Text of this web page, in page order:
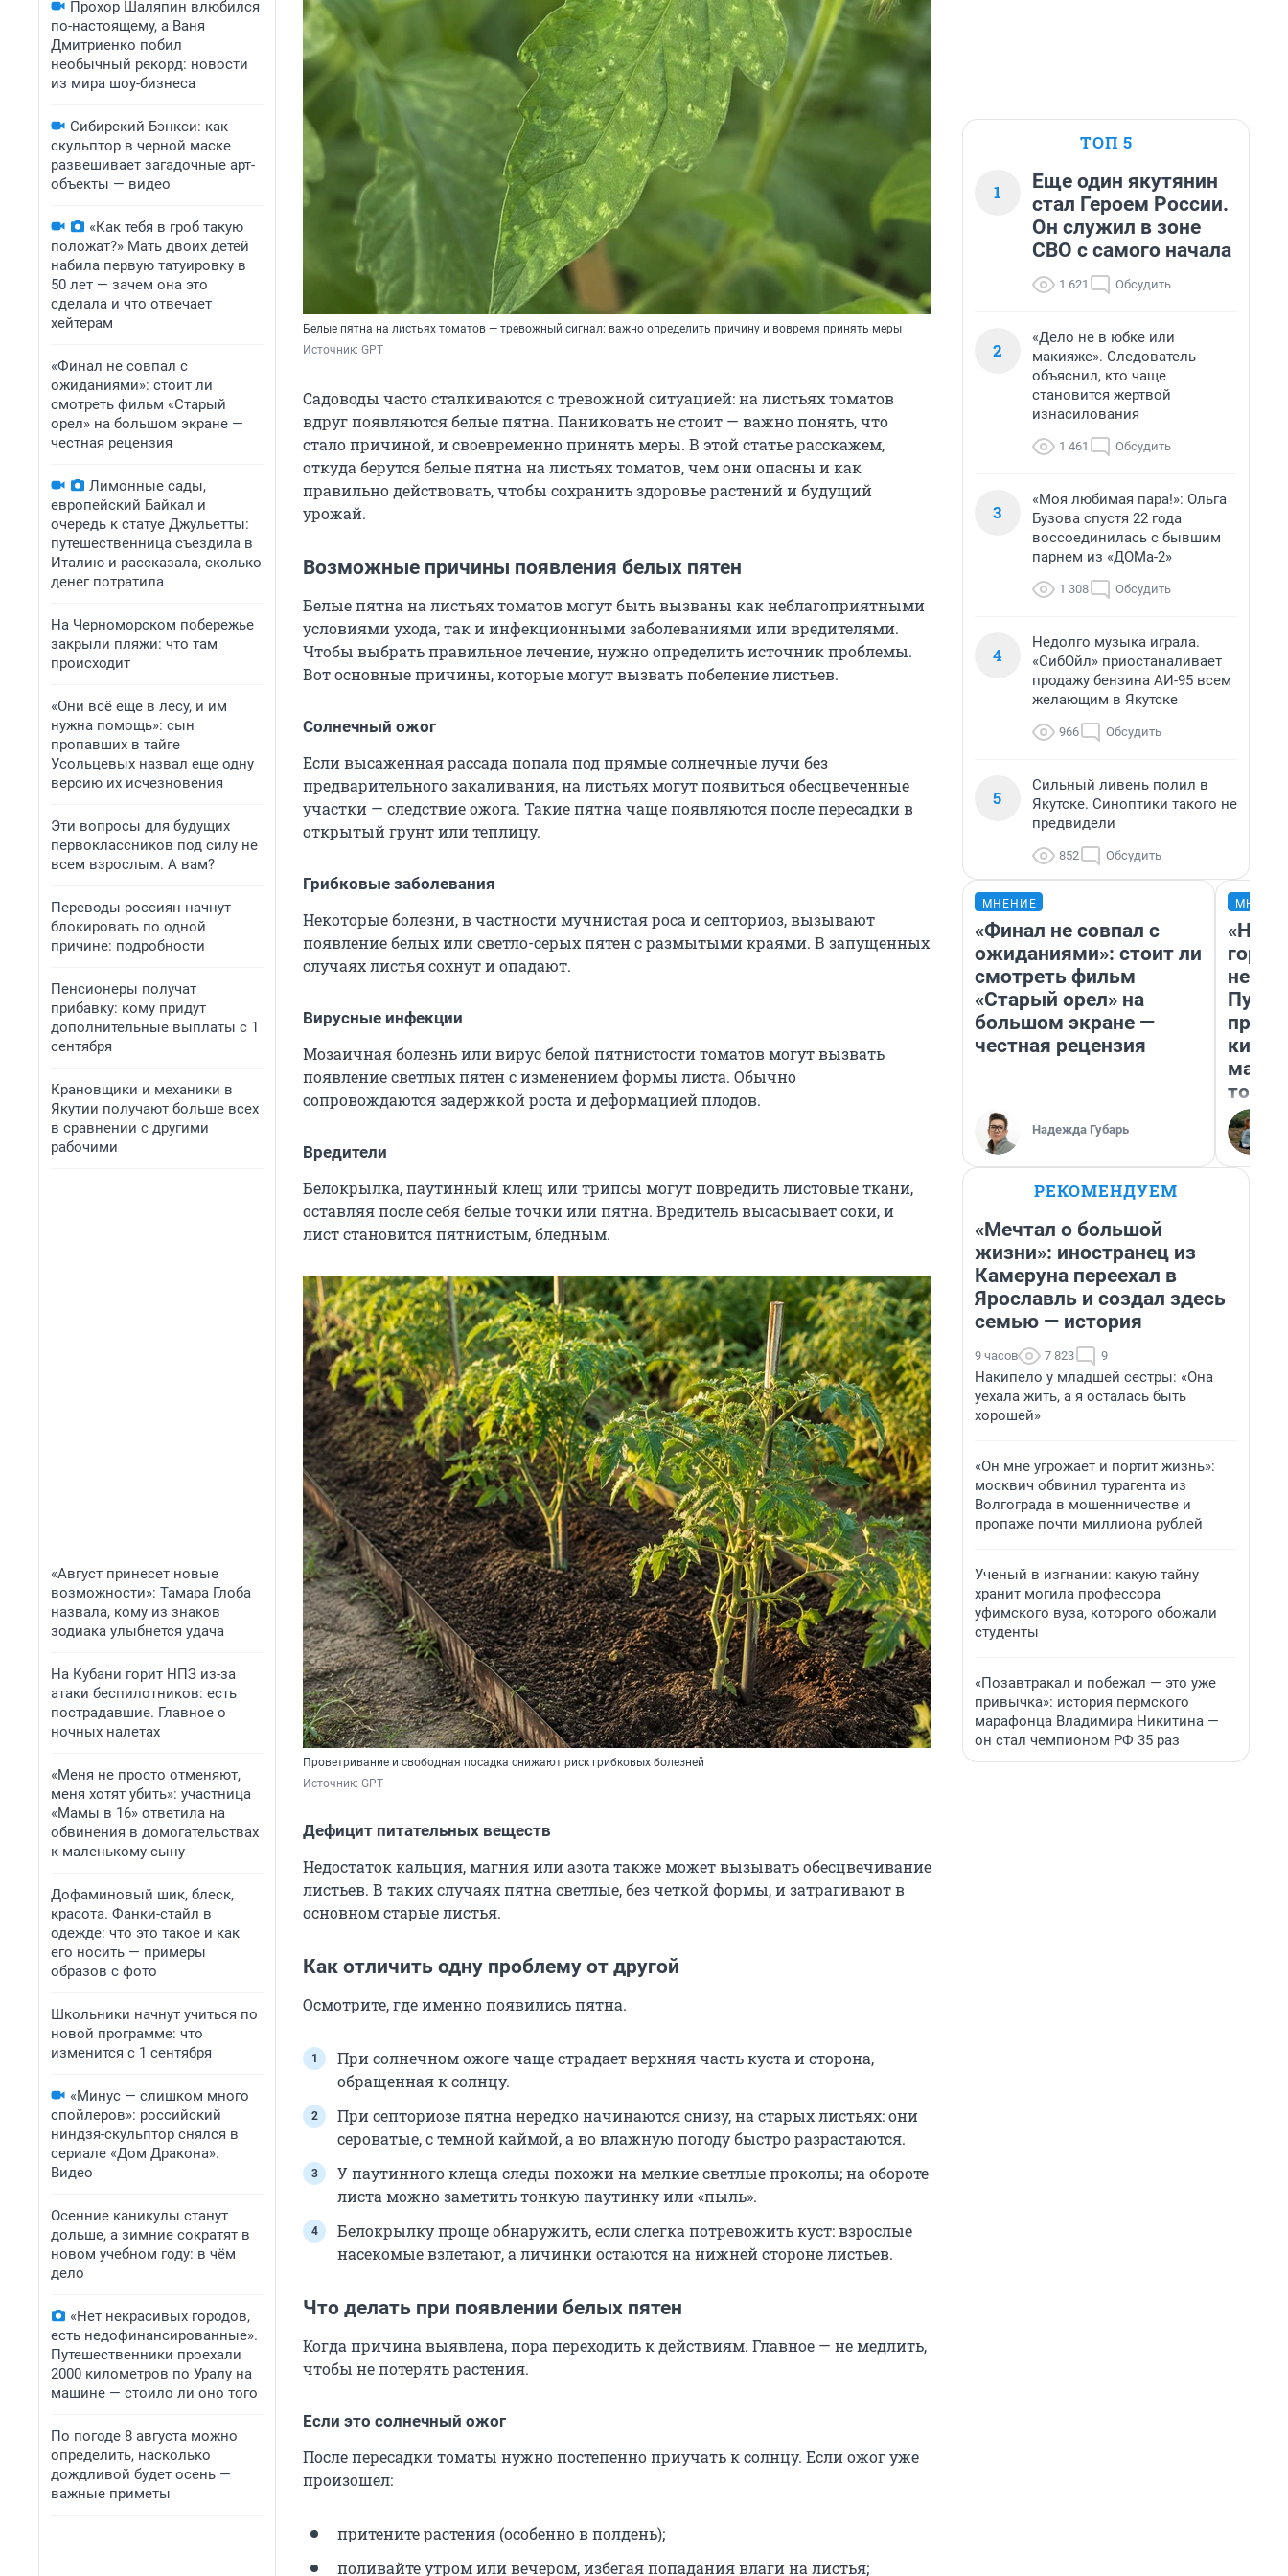
Прохор Шаляпин влюбился
по-настоящему, а Ваня
Дмитриенко побил
необычный рекорд: новости
из мира шоу-бизнеса
Сибирский Бэнкси: как
скульптор в черной маске
развешивает загадочные арт-
объекты — видео
«Как тебя в гроб такую
положат?» Мать двоих детей
набила первую татуировку в
50 лет — зачем она это
сделала и что отвечает
хейтерам
«Финал не совпал с
ожиданиями»: стоит ли
смотреть фильм «Старый
орел» на большом экране —
честная рецензия
Лимонные сады,
европейский Байкал и
очередь к статуе Джульетты:
путешественница съездила в
Италию и рассказала, сколько
денег потратила
На Черноморском побережье
закрыли пляжи: что там
происходит
«Они всё еще в лесу, и им
нужна помощь»: сын
пропавших в тайге
Усольцевых назвал еще одну
версию их исчезновения
Эти вопросы для будущих
первоклассников под силу не
всем взрослым. А вам?
Переводы россиян начнут
блокировать по одной
причине: подробности
Пенсионеры получат
прибавку: кому придут
дополнительные выплаты с 1
сентября
Крановщики и механики в
Якутии получают больше всех
в сравнении с другими
рабочими
«Август принесет новые
возможности»: Тамара Глоба
назвала, кому из знаков
зодиака улыбнется удача
На Кубани горит НПЗ из-за
атаки беспилотников: есть
пострадавшие. Главное о
ночных налетах
«Меня не просто отменяют,
меня хотят убить»: участница
«Мамы в 16» ответила на
обвинения в домогательствах
к маленькому сыну
Дофаминовый шик, блеск,
красота. Фанки-стайл в
одежде: что это такое и как
его носить — примеры
образов с фото
Школьники начнут учиться по
новой программе: что
изменится с 1 сентября
«Минус — слишком много
спойлеров»: российский
ниндзя-скульптор снялся в
сериале «Дом Дракона».
Видео
Осенние каникулы станут
дольше, а зимние сократят в
новом учебном году: в чём
дело
«Нет некрасивых городов,
есть недофинансированные».
Путешественники проехали
2000 километров по Уралу на
машине — стоило ли оно того
По погоде 8 августа можно
определить, насколько
дождливой будет осень —
важные приметы
Белые пятна на листьях томатов — тревожный сигнал: важно определить причину и вовремя принять меры
Источник: GPT
Садоводы часто сталкиваются с тревожной ситуацией: на листьях томатов
вдруг появляются белые пятна. Паниковать не стоит — важно понять, что
стало причиной, и своевременно принять меры. В этой статье расскажем,
откуда берутся белые пятна на листьях томатов, чем они опасны и как
правильно действовать, чтобы сохранить здоровье растений и будущий
урожай.
Возможные причины появления белых пятен
Белые пятна на листьях томатов могут быть вызваны как неблагоприятными
условиями ухода, так и инфекционными заболеваниями или вредителями.
Чтобы выбрать правильное лечение, нужно определить источник проблемы.
Вот основные причины, которые могут вызвать побеление листьев.
Солнечный ожог
Если высаженная рассада попала под прямые солнечные лучи без
предварительного закаливания, на листьях могут появиться обесцвеченные
участки — следствие ожога. Такие пятна чаще появляются после пересадки в
открытый грунт или теплицу.
Грибковые заболевания
Некоторые болезни, в частности мучнистая роса и септориоз, вызывают
появление белых или светло-серых пятен с размытыми краями. В запущенных
случаях листья сохнут и опадают.
Вирусные инфекции
Мозаичная болезнь или вирус белой пятнистости томатов могут вызвать
появление светлых пятен с изменением формы листа. Обычно
сопровождаются задержкой роста и деформацией плодов.
Вредители
Белокрылка, паутинный клещ или трипсы могут повредить листовые ткани,
оставляя после себя белые точки или пятна. Вредитель высасывает соки, и
лист становится пятнистым, бледным.
Проветривание и свободная посадка снижают риск грибковых болезней
Источник: GPT
Дефицит питательных веществ
Недостаток кальция, магния или азота также может вызывать обесцвечивание
листьев. В таких случаях пятна светлые, без четкой формы, и затрагивают в
основном старые листья.
Как отличить одну проблему от другой
Осмотрите, где именно появились пятна.
При солнечном ожоге чаще страдает верхняя часть куста и сторона,
обращенная к солнцу.
При септориозе пятна нередко начинаются снизу, на старых листьях: они
сероватые, с темной каймой, а во влажную погоду быстро разрастаются.
У паутинного клеща следы похожи на мелкие светлые проколы; на обороте
листа можно заметить тонкую паутинку или «пыль».
Белокрылку проще обнаружить, если слегка потревожить куст: взрослые
насекомые взлетают, а личинки остаются на нижней стороне листьев.
Что делать при появлении белых пятен
Когда причина выявлена, пора переходить к действиям. Главное — не медлить,
чтобы не потерять растения.
Если это солнечный ожог
После пересадки томаты нужно постепенно приучать к солнцу. Если ожог уже
произошел:
притените растения (особенно в полдень);
поливайте утром или вечером, избегая попадания влаги на листья;
ТОП 5
1
Еще один якутянин
стал Героем России.
Он служил в зоне
СВО с самого начала
1 621 Обсудить
2
«Дело не в юбке или
макияже». Следователь
объяснил, кто чаще
становится жертвой
изнасилования
1 461 Обсудить
3
«Моя любимая пара!»: Ольга
Бузова спустя 22 года
воссоединилась с бывшим
парнем из «ДОМа-2»
1 308 Обсудить
4
Недолго музыка играла.
«СибОйл» приостаналивает
продажу бензина АИ-95 всем
желающим в Якутске
966 Обсудить
5
Сильный ливень полил в
Якутске. Синоптики такого не
предвидели
852 Обсудить
МНЕНИЕ
«Финал не совпал с
ожиданиями»: стоит ли
смотреть фильм
«Старый орел» на
большом экране —
честная рецензия
Надежда Губарь
«Нет
того
РЕКОМЕНДУЕМ
«Мечтал о большой
жизни»: иностранец из
Камеруна переехал в
Ярославль и создал здесь
семью — история
9 часов 7 823 9
Накипело у младшей сестры: «Она
уехала жить, а я осталась быть
хорошей»
«Он мне угрожает и портит жизнь»:
москвич обвинил турагента из
Волгограда в мошенничестве и
пропаже почти миллиона рублей
Ученый в изгнании: какую тайну
хранит могила профессора
уфимского вуза, которого обожали
студенты
«Позавтракал и побежал — это уже
привычка»: история пермского
марафонца Владимира Никитина —
он стал чемпионом РФ 35 раз